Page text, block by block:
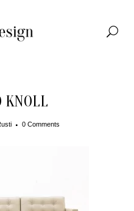
KNOLL
0 Comments